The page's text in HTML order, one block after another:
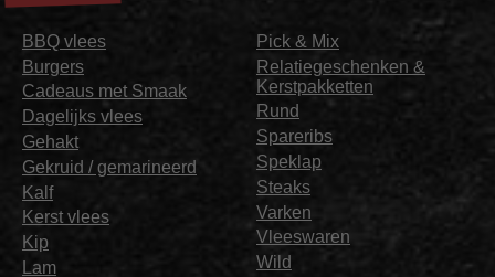
BBQ vlees
Burgers
Cadeaus met Smaak
Dagelijks vlees
Gehakt
Gekruid / gemarineerd
Kalf
Kerst vlees
Kip
Lam
Pick & Mix
Relatiegeschenken &
Kerstpakketten
Rund
Spareribs
Speklap
Steaks
Varken
Vleeswaren
Wild